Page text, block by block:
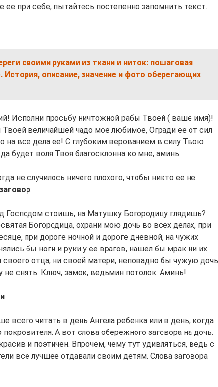
ее при себе, пытайтесь постепенно запомнить текст.
своими руками из ткани и ниток: пошаговая
История, описание, значение и фото оберегающих
Исполни просьбу ничтожной рабы Твоей ( ваше имя)!
величайшей чадо мое любимое, Огради ее от сил
на все дела ее! С глубоким верованием в силу Твою
будет воля Твоя благосклонна ко мне, аминь.
не случилось ничего плохого, чтобы никто ее не
заговор:
Господом стоишь, на Матушку Богородицу глядишь?
Богородица, охрани мою дочь во всех делах, при
при дороге ночной и дороге дневной, на чужих
бы ноги и руки у ее врагов, нашел бы мрак ни их
своего отца, ни своей матери, неповадно бы чужую дочь
не снять. Ключ, замок, ведьмин потолок. Аминь!
всего читать в день Ангела ребенка или в день, когда
покровителя. А вот слова обережного заговора на дочь.
и поэтичен. Впрочем, чему тут удивляться, ведь с
все лучшее отдавали своим детям. Слова заговора